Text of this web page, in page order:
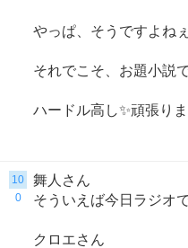
やっぱ、そうですよね
それでこそ、お題小説
ハードル高し✨頑張り
10
0
舞人さん
そういえば今日ラジオ
クロエさん